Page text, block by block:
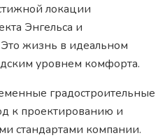
локации
Энгельса и
жизнь в идеальном
уровнем комфорта.
градостроительные
к проектированию и
стандартами компании.